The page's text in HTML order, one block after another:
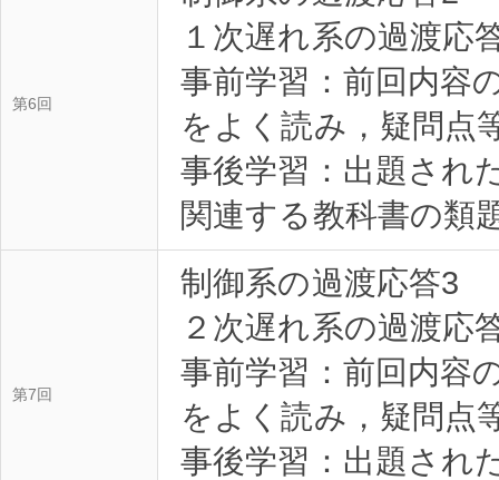
第6回
１次遅れ系の過渡応
事前学習：前回内容
をよく読み，疑問点
事後学習：出題され
関連する教科書の類
第7回
制御系の過渡応答3
２次遅れ系の過渡応
事前学習：前回内容
をよく読み，疑問点
事後学習：出題され